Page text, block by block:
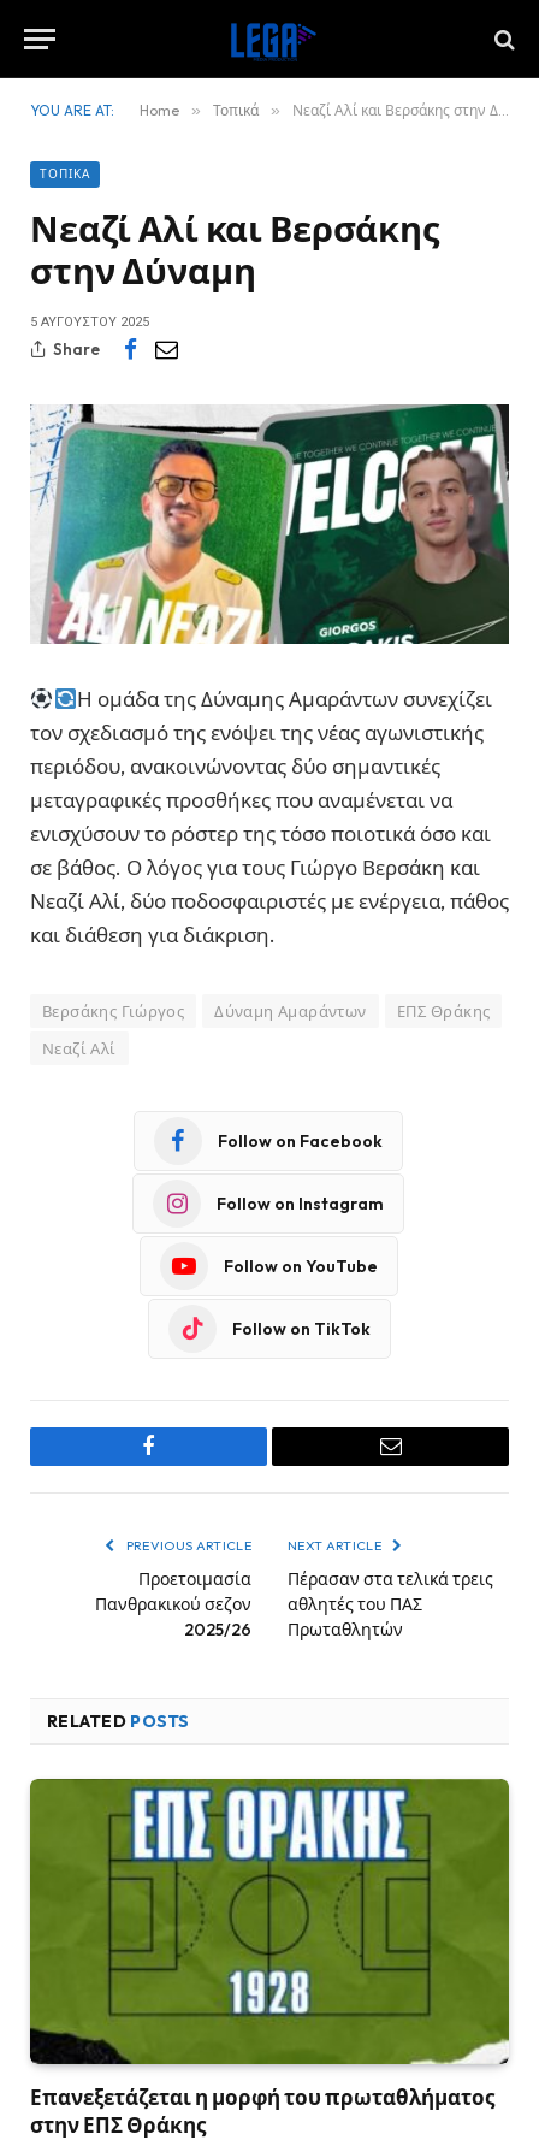
YOU ARE AT: Home » Τοπικά » Νεαζί Αλί και Βερσάκης στην Δύναμη
ΤΟΠΙΚΆ
Νεαζί Αλί και Βερσάκης
στην Δύναμη
5 ΑΥΓΟΎΣΤΟΥ 2025
Share
Η ομάδα της Δύναμης Αμαράντων συνεχίζει
τον σχεδιασμό της ενόψει της νέας αγωνιστικής
περιόδου, ανακοινώνοντας δύο σημαντικές
μεταγραφικές προσθήκες που αναμένεται να
ενισχύσουν το ρόστερ της τόσο ποιοτικά όσο και
σε βάθος. Ο λόγος για τους Γιώργο Βερσάκη και
Νεαζί Αλί, δύο ποδοσφαιριστές με ενέργεια, πάθος
και διάθεση για διάκριση.
Βερσάκης Γιώργος Δύναμη Αμαράντων
ΕΠΣ Θράκης
Νεαζί Αλί
Follow on Facebook
Follow on Instagram
Follow on YouTube
Follow on TikTok
Facebook Email
PREVIOUS ARTICLE
Προετοιμασία
Πανθρακικού σεζον
2025/26
NEXT ARTICLE
Πέρασαν στα τελικά τρεις
αθλητές του ΠΑΣ
Πρωταθλητών
RELATED POSTS
Επανεξετάζεται η μορφή του πρωταθλήματος
στην ΕΠΣ Θράκης